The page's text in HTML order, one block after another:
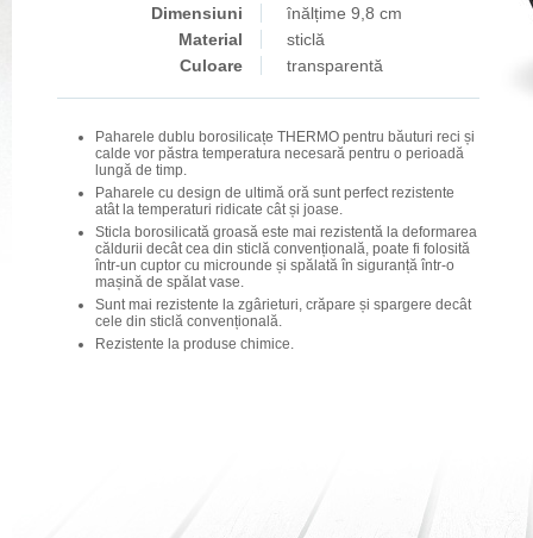
Dimensiuni
înălțime 9,8 cm
Material
sticlă
Culoare
transparentă
Paharele dublu borosilicațe THERMO pentru băuturi reci și
calde vor păstra temperatura necesară pentru o perioadă
lungă de timp.
Paharele cu design de ultimă oră sunt perfect rezistente
atât la temperaturi ridicate cât și joase.
Sticla borosilicată groasă este mai rezistentă la deformarea
căldurii decât cea din sticlă convențională, poate fi folosită
într-un cuptor cu microunde și spălată în siguranță într-o
mașină de spălat vase.
Sunt mai rezistente la zgârieturi, crăpare și spargere decât
cele din sticlă convențională.
Rezistente la produse chimice.